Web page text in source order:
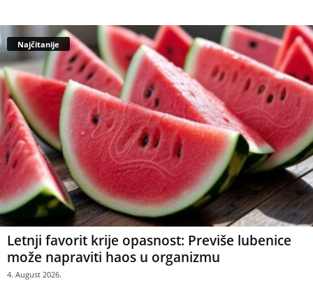
Najčitanije
Letnji favorit krije opasnost: Previše lubenice
može napraviti haos u organizmu
4. August 2026.